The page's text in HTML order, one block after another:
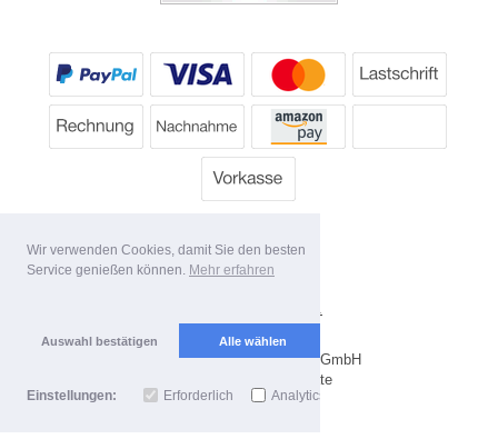
Wir verwenden Cookies, damit Sie den besten
Service genießen können. Mehr erfahren
Auswahl bestätigen Alle wählen
Einstellungen: Erforderlich Analytics
Lieferbedingungen
Copyright 2026 by Dartpoint GmbH
Mobile Shop by Shopgate